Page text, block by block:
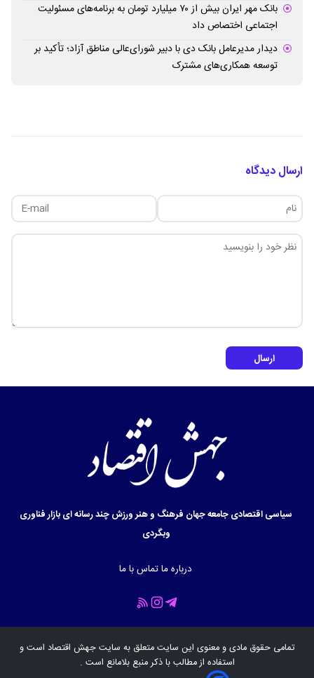
بانک مهر ایران بیش از ۷۰ میلیارد تومان به برنامه‌های مسئولیت
اجتماعی اختصاص داد
دیدار مدیرعامل بانک دی با دبیر شورای‌عالی مناطق آزاد؛ تأکید بر
توسعه همکاری‌های مشترک
ارسال دیدگاه
ارسال
سیاسیاقتصادیجامعهجهان فرهنگ و هنرورزشچند رسانه ایبازارفناوری
وبگردی
درباره ماتماس با ما
تمامی حقوق مادی و معنوی این سایت متعلق به سایتجهش اقتصاد است و
استفاده از مطالب با ذکر منبع بلامانع است .